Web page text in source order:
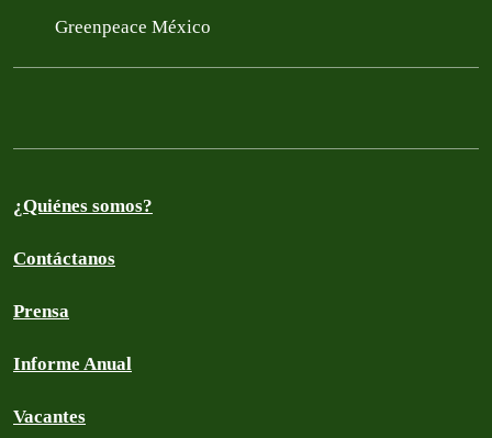
Greenpeace México
¿Quiénes somos?
Contáctanos
Prensa
Informe Anual
Vacantes